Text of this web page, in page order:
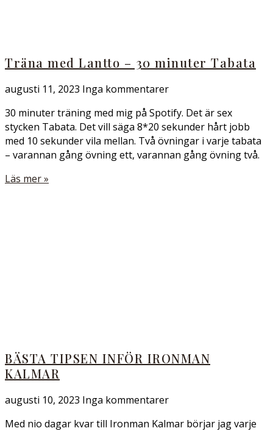
Träna med Lantto – 30 minuter Tabata
augusti 11, 2023 Inga kommentarer
30 minuter träning med mig på Spotify. Det är sex
stycken Tabata. Det vill säga 8*20 sekunder hårt jobb
med 10 sekunder vila mellan. Två övningar i varje tabata
– varannan gång övning ett, varannan gång övning två.
Läs mer »
BÄSTA TIPSEN INFÖR IRONMAN
KALMAR
augusti 10, 2023 Inga kommentarer
Med nio dagar kvar till Ironman Kalmar börjar jag varje